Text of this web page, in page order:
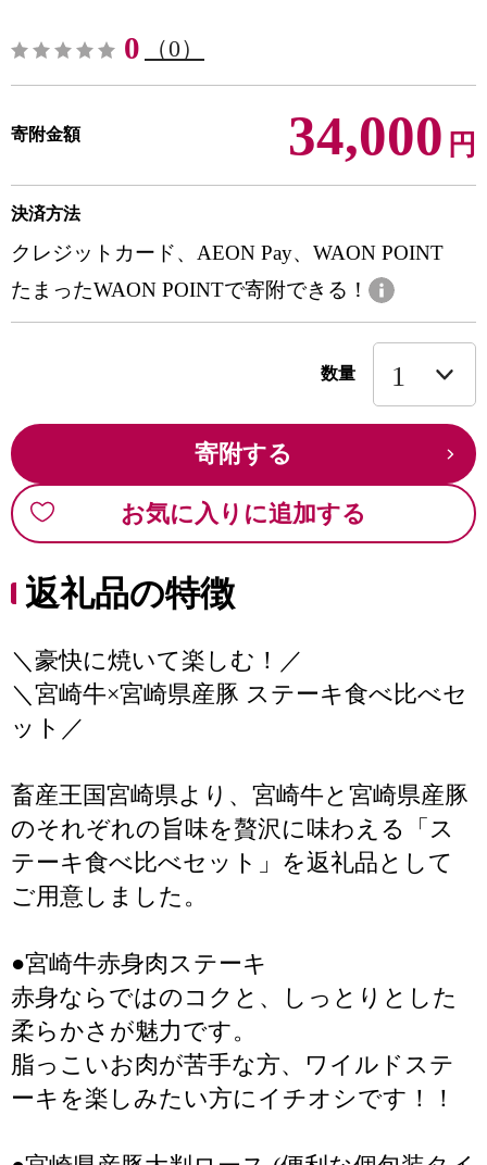
0 （0）
寄附金額 34,000 円
決済方法
クレジットカード、AEON Pay、WAON POINT
たまったWAON POINTで寄附できる！
数量
寄附する
お気に入りに追加する
返礼品の特徴
＼豪快に焼いて楽しむ！／
＼宮崎牛×宮崎県産豚 ステーキ食べ比べセ
ット／
畜産王国宮崎県より、宮崎牛と宮崎県産豚
のそれぞれの旨味を贅沢に味わえる「ス
テーキ食べ比べセット」を返礼品として
ご用意しました。
●宮崎牛赤身肉ステーキ
赤身ならではのコクと、しっとりとした
柔らかさが魅力です。
脂っこいお肉が苦手な方、ワイルドステ
ーキを楽しみたい方にイチオシです！！